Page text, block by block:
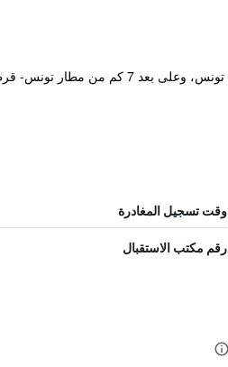
يوفر هذا الفندق غرفاً مكيفة مع اتصال واي فاي مجاني، ويقع
وقت تسجيل المغادرة
رقم مكتب الاستقبال